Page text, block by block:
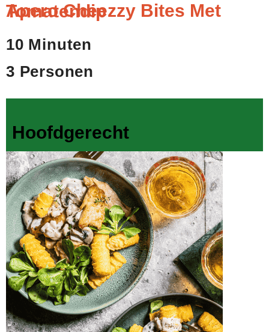
Apero Cheezzy Bites Met Tomatendip
10 Minuten
3 Personen
Hoofdgerecht